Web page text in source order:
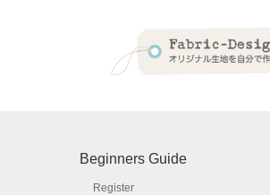
Beginners Guide
Register